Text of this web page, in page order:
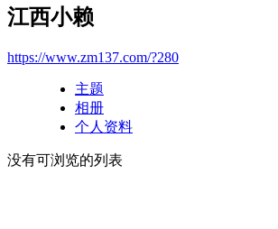
江西小赖
https://www.zm137.com/?280
主题
相册
个人资料
没有可浏览的列表